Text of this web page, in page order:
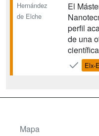
Hernández
de Elche
El
perfil
de una
actual
Elx-
Mapa